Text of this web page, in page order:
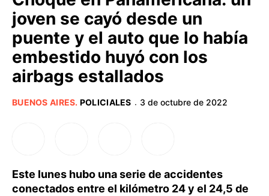
BUENOS AIRES
PROVINCIAS
joven se cayó desde un
puente y el auto que lo había
embestido huyó con los
airbags estallados
BUENOS AIRES. POLICIALES · 3 de octubre de 2022
Este lunes hubo una serie de accidentes
conectados entre el kilómetro 24 y el 24,5 de